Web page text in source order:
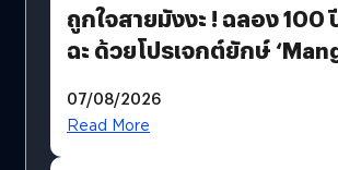
ถูกใจสายมังงะ ! ฉลอง 100
ฉะ ด้วยโปรเจกต์ยักษ์
มีภาษาไทยด้วย
07/08/2026
Read More